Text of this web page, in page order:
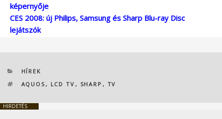
képernyője
CES 2008: új Philips, Samsung és Sharp Blu-ray Disc
lejátszók
KATEGÓRIÁK
HÍREK
CÍMKÉK
AQUOS, LCD TV , SHARP , TV
HIRDETÉS